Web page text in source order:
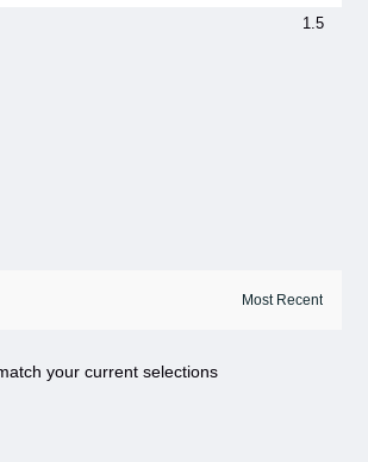
1.5
your current selections